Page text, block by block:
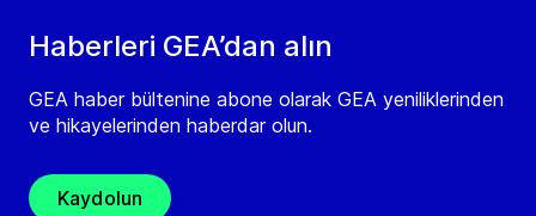
Haberleri GEA’dan alın
GEA haber bültenine abone olarak GEA yeniliklerinden
ve hikayelerinden haberdar olun.
Kaydolun